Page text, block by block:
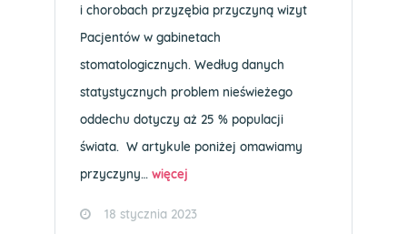
i chorobach przyzębia przyczyną wizyt
Pacjentów w gabinetach
stomatologicznych. Według danych
statystycznych problem nieświeżego
oddechu dotyczy aż 25 % populacji
świata. W artykule poniżej omawiamy
przyczyny… więcej
18 stycznia 2023